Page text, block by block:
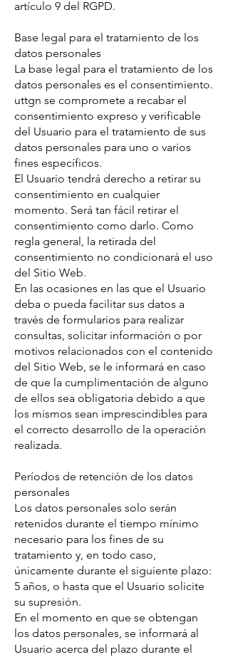
artículo 9 del RGPD.
Base legal para el tratamiento de los
datos personales
La base legal para el tratamiento de los
datos personales es el consentimiento.
uttgn se compromete a recabar el
consentimiento expreso y verificable
del Usuario para el tratamiento de sus
datos personales para uno o varios
fines específicos.
El Usuario tendrá derecho a retirar su
consentimiento en cualquier
momento. Será tan fácil retirar el
consentimiento como darlo. Como
regla general, la retirada del
consentimiento no condicionará el uso
del Sitio Web.
En las ocasiones en las que el Usuario
deba o pueda facilitar sus datos a
través de formularios para realizar
consultas, solicitar información o por
motivos relacionados con el contenido
del Sitio Web, se le informará en caso
de que la cumplimentación de alguno
de ellos sea obligatoria debido a que
los mismos sean imprescindibles para
el correcto desarrollo de la operación
realizada.
Períodos de retención de los datos
personales
Los datos personales solo serán
retenidos durante el tiempo mínimo
necesario para los fines de su
tratamiento y, en todo caso,
únicamente durante el siguiente plazo:
5 años, o hasta que el Usuario solicite
su supresión.
En el momento en que se obtengan
los datos personales, se informará al
Usuario acerca del plazo durante el